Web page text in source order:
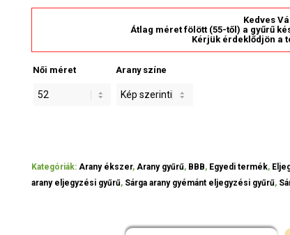
Kedves
Átlag méret fölött (55-től) a gyűrű
Kérjük érdeklődjön a
Női méret Arany színe
Kategóriák:Arany ékszer,Arany gyűrű, BBB, Egyedi termék,
arany eljegyzési gyűrű, Sárga arany gyémánt eljegyzési gyűrű,